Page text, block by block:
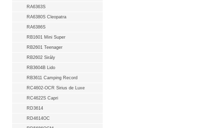
RA6363S
RA6380S Cleopatra
RA6386S
RB1601 Mini Super
RB2601 Teenager
RB2602 Sirály
RB3604B Lido
RB3611 Camping Record
RC4602-OCR Sirius de Luxe
RC4622S Capri
RD3614
RD4614OC